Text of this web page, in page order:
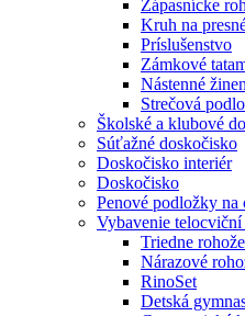
Zápasnícke
Kruh na
Príslušenstvo
Zámkové
Nástenné
Strečová
Školské a klubové
Súťažné doskočisko
Doskočisko interiér
Doskočisko
Penové podložky na
Vybavenie telocviční
Triedne
Nárazové
RinoSet
Detská